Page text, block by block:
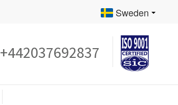
Sweden
+442037692837